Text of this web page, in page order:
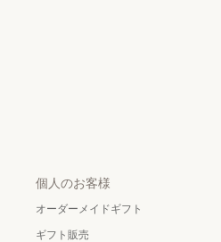
個人のお客様
オーダーメイドギフト
ギフト販売